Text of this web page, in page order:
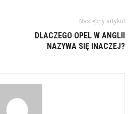
Następny artykuł
DLACZEGO OPEL W ANGLII
NAZYWA SIĘ INACZEJ?